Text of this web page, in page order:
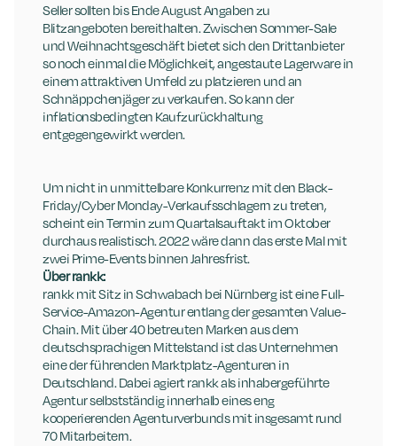
Seller sollten bis Ende August Angaben zu
Blitzangeboten bereithalten. Zwischen Sommer-Sale
und Weihnachtsgeschäft bietet sich den Drittanbieter
so noch einmal die Möglichkeit, angestaute Lagerware in
einem attraktiven Umfeld zu platzieren und an
Schnäppchenjäger zu verkaufen. So kann der
inflationsbedingten Kaufzurückhaltung
entgegengewirkt werden.
Um nicht in unmittelbare Konkurrenz mit den Black-
Friday/Cyber Monday-Verkaufsschlagern zu treten,
scheint ein Termin zum Quartalsauftakt im Oktober
durchaus realistisch. 2022 wäre dann das erste Mal mit
zwei Prime-Events binnen Jahresfrist.
Über rankk:
rankk mit Sitz in Schwabach bei Nürnberg ist eine Full-
Service-Amazon-Agentur entlang der gesamten Value-
Chain. Mit über 40 betreuten Marken aus dem
deutschsprachigen Mittelstand ist das Unternehmen
eine der führenden Marktplatz-Agenturen in
Deutschland. Dabei agiert rankk als inhabergeführte
Agentur selbstständig innerhalb eines eng
kooperierenden Agenturverbunds mit insgesamt rund
70 Mitarbeitern.